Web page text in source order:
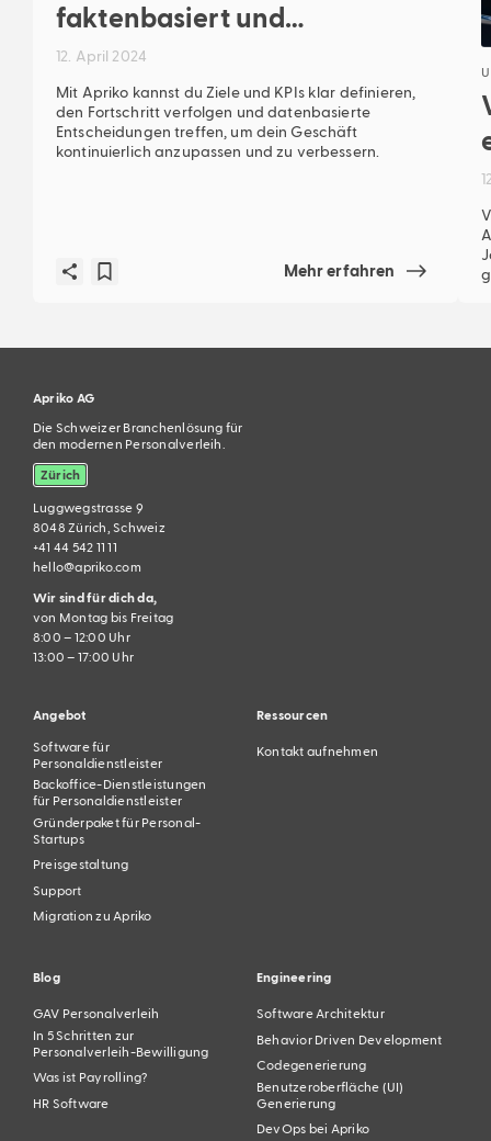
faktenbasiert und
laufend
12. April 2024
Mit Apriko kannst du Ziele und KPIs klar definieren,
den Fortschritt verfolgen und datenbasierte
Entscheidungen treffen, um dein Geschäft
kontinuierlich anzupassen und zu verbessern.
Mehr erfahren
Apriko AG
Die Schweizer Branchenlösung für
den modernen Personalverleih.
Zürich
Luggwegstrasse 9
8048 Zürich, Schweiz
+41 44 542 11 11
hello@apriko.com
Wir sind für dich da,
von Montag bis Freitag
8:00 – 12:00 Uhr
13:00 – 17:00 Uhr
Angebot
Software für
Personaldienstleister
Backoffice-Dienstleistungen
für Personaldienstleister
Gründerpaket für Personal-
Startups
Preisgestaltung
Support
Migration zu Apriko
Ressourcen
Kontakt aufnehmen
Blog
GAV Personalverleih
In 5 Schritten zur
Personalverleih-Bewilligung
Was ist Payrolling?
HR Software
Engineering
Software Architektur
Behavior Driven Development
Codegenerierung
Benutzeroberfläche (UI)
Generierung
DevOps bei Apriko